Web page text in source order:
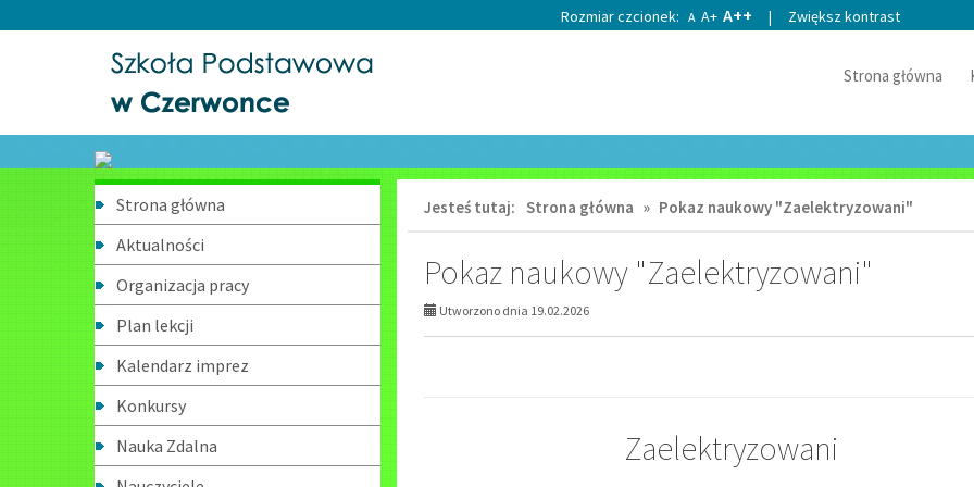
Rozmiar czcionek: A A+ A++ | Zwiększ kontrast
Strona główna
Menu
boczne
Strona główna
Aktualności
Organizacja pracy
Plan lekcji
Kalendarz imprez
Konkursy
Nauka Zdalna
Jesteś tutaj: Strona główna » Pokaz naukowy "Zaelektryzowani"
Pokaz naukowy "Zaelektryzowani"
Utworzono dnia 19.02.2026
Zaelektryzowani